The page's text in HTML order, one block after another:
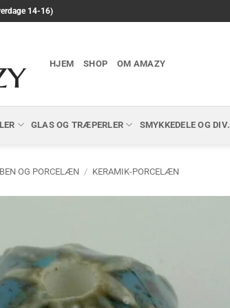
14-16)
HJEM SHOP OM AMAZY
GLAS OG TRÆPERLER SMYKKEDELE OG DIV.
OG PORCELÆN / KERAMIK-PORCELÆN